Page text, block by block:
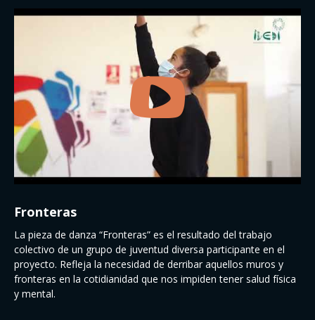
Fronteras
La pieza de danza “Fronteras” es el resultado del trabajo
colectivo de un grupo de juventud diversa participante en el
proyecto. Refleja la necesidad de derribar aquellos muros y
fronteras en la cotidianidad que nos impiden tener salud física
y mental.